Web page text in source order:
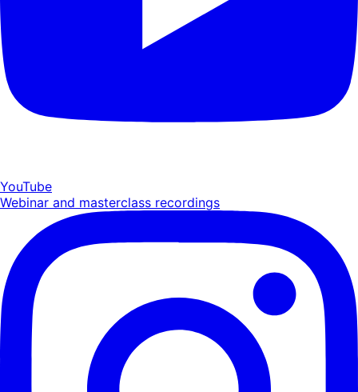
YouTube
Webinar and masterclass recordings